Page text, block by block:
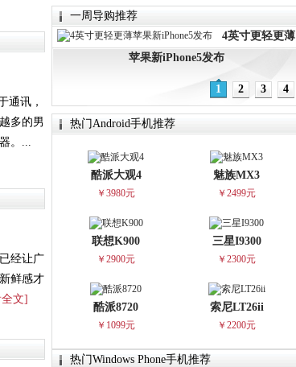
通讯，
多的男
。...
经让广
鲜感才
文]
一周导购推荐
4英寸更轻更薄
苹果新iPhone5发布
1 2 3 4
热门Android手机推荐
酷派大观4
￥3980元
魅族MX3
￥2499元
联想K900
￥2900元
三星I9300
￥2300元
酷派8720
￥1099元
索尼LT26ii
￥2200元
热门Windows Phone手机推荐